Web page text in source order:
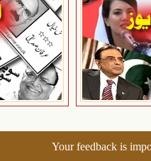
Your feedback is